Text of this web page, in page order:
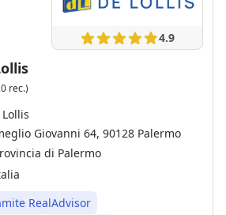
4.9
rec.)
Giovanni 64, 90128 Palermo
di Palermo
RealAdvisor